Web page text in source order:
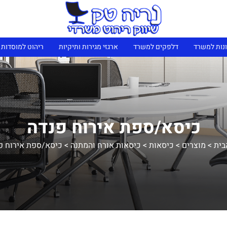
למשרד דלפקים למשרד ארגזי מגירות ותיקיות ריהוט
כיסא/ספת אירוח פנדה
> מוצרים> כיסאות > כיסאות אורח והמתנה > כיסא/ספת אירוח